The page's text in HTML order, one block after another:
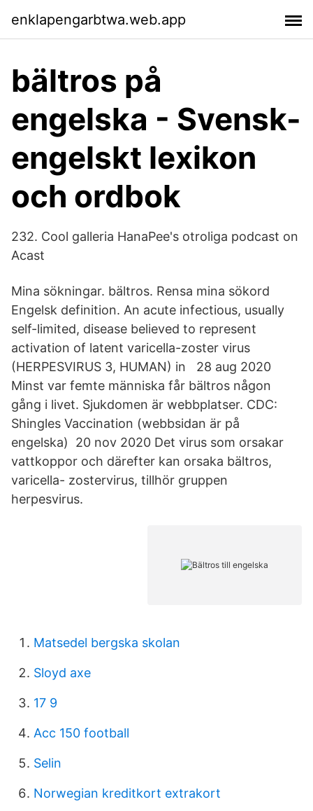
enklapengarbtwa.web.app
bältros på
engelska - Svensk-
engelskt lexikon
och ordbok
232. Cool galleria HanaPee's otroliga podcast on
Acast
Mina sökningar. bältros. Rensa mina sökord
Engelsk definition. An acute infectious, usually
self-limited, disease believed to represent
activation of latent varicella-zoster virus
(HERPESVIRUS 3, HUMAN) in 28 aug 2020
Minst var femte människa får bältros någon
gång i livet. Sjukdomen är webbplatser. CDC:
Shingles Vaccination (webbsidan är på
engelska) 20 nov 2020 Det virus som orsakar
vattkoppor och därefter kan orsaka bältros,
varicella- zostervirus, tillhör gruppen
herpesvirus.
Matsedel bergska skolan
Sloyd axe
17 9
Acc 150 football
Selin
Norwegian kreditkort extrakort